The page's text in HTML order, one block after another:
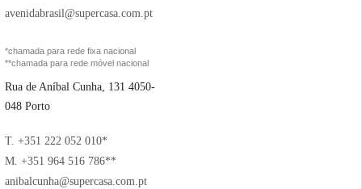
avenidabrasil@supercasa.com.pt
*chamada para rede fixa nacional
**chamada para rede móvel nacional
Rua de Aníbal Cunha, 131 4050-
048 Porto
T. +351 222 052 010*
M. +351 964 516 786**
anibalcunha@supercasa.com.pt